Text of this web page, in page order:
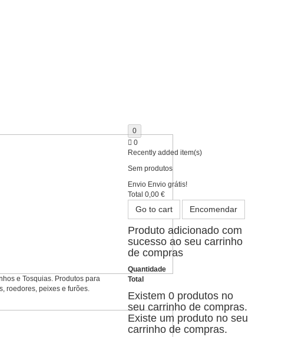
e Tosquias. Produtos para
roedores, peixes e furões.
0
0
Recently added item(s)
Sem produtos
Envio Envio grátis!
Total 0,00 €
Go to cart Encomendar
Produto adicionado com
sucesso ao seu carrinho
de compras
Quantidade
Total
Existem 0 produtos no
seu carrinho de compras.
Existe um produto no seu
carrinho de compras.